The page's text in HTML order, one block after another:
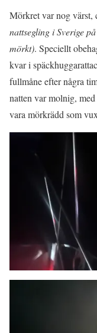
Mörkret var nog värst,
nattsegling i Sverige
mörkt). Speciellt
kvar i
fullmåne efter några
natten var molnig,
vara mörkrädd som